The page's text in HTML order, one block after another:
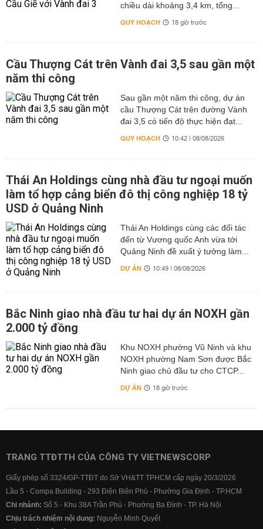
chiều dài khoảng 3,4 km, tổng...
QUY HOẠCH 18 giờ trước
Cầu Thượng Cát trên Vành đai 3,5 sau gần một
năm thi công
Sau gần một năm thi công, dự án
cầu Thượng Cát trên đường Vành
đai 3,5 có tiến độ thực hiện đạt...
QUY HOẠCH 10:42 | 08/08/2026
Thái An Holdings cùng nhà đầu tư ngoại muốn
làm tổ hợp cảng biển đô thị công nghiệp 18 tỷ
USD ở Quảng Ninh
Thái An Holdings cùng các đối tác
đến từ Vương quốc Anh vừa tới
Quảng Ninh đề xuất ý tưởng làm...
DỰ ÁN 10:49 | 08/08/2026
Bắc Ninh giao nhà đầu tư hai dự án NOXH gần
2.000 tỷ đồng
Khu NOXH phường Vũ Ninh và khu
NOXH phường Nam Sơn được Bắc
Ninh giao chủ đầu tư cho CTCP...
DỰ ÁN 18 giờ trước
TRANG TTĐTTH CỦA CÔNG TY VIETNEWSCORP
Giấy phép số 3324/GP-TTĐT do Sở VH&TT TPHCM cấp ngày 20/3/2026
Lầu 5 - Compa Building - 293 Điện Biên Phủ - Phường Gia Định - TP.HCM
Chi nhánh: Số 5 - Khu 38A Trần Phú - Phường Ba Đình - TP. Hà Nội
Chịu trách nhiệm nội dung: Nguyễn Minh Quyết